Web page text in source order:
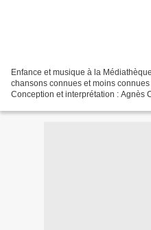
Enfance et musique à la
chansons connues et moins connues
Conception et interprétation : Agnès